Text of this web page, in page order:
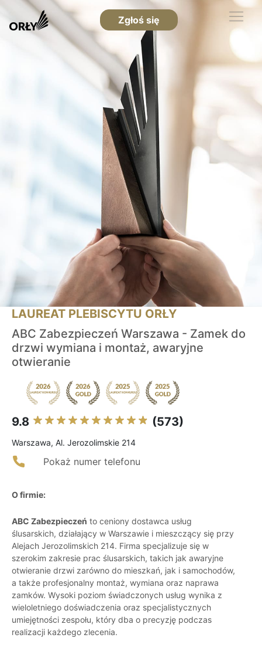
Zgłoś się
LAUREAT PLEBISCYTU ORŁY
ABC Zabezpieczeń Warszawa - Zamek do
drzwi wymiana i montaż, awaryjne
otwieranie
9.8 (573)
Warszawa, Al. Jerozolimskie 214
Pokaż numer telefonu
O firmie:
ABC Zabezpieczeń to ceniony dostawca usług
ślusarskich, działający w Warszawie i mieszczący się przy
Alejach Jerozolimskich 214. Firma specjalizuje się w
szerokim zakresie prac ślusarskich, takich jak awaryjne
otwieranie drzwi zarówno do mieszkań, jak i samochodów,
a także profesjonalny montaż, wymiana oraz naprawa
zamków. Wysoki poziom świadczonych usług wynika z
wieloletniego doświadczenia oraz specjalistycznych
umiejętności zespołu, który dba o precyzję podczas
realizacji każdego zlecenia.